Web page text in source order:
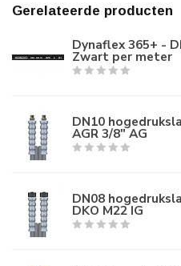
Gerelateerde producten
Dynaflex 365+ -
Zwart per meter
DN10
AGR 3/8" AG
DN08
DKO M22 IG